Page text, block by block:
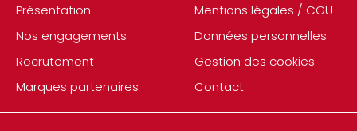
Présentation
Nos engagements
Recrutement
Marques partenaires
Mentions légales / CGU
Données personnelles
Gestion des cookies
Contact